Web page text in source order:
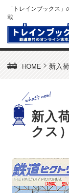
「トレインブックス
載
HOME > 新入
新入
クス）